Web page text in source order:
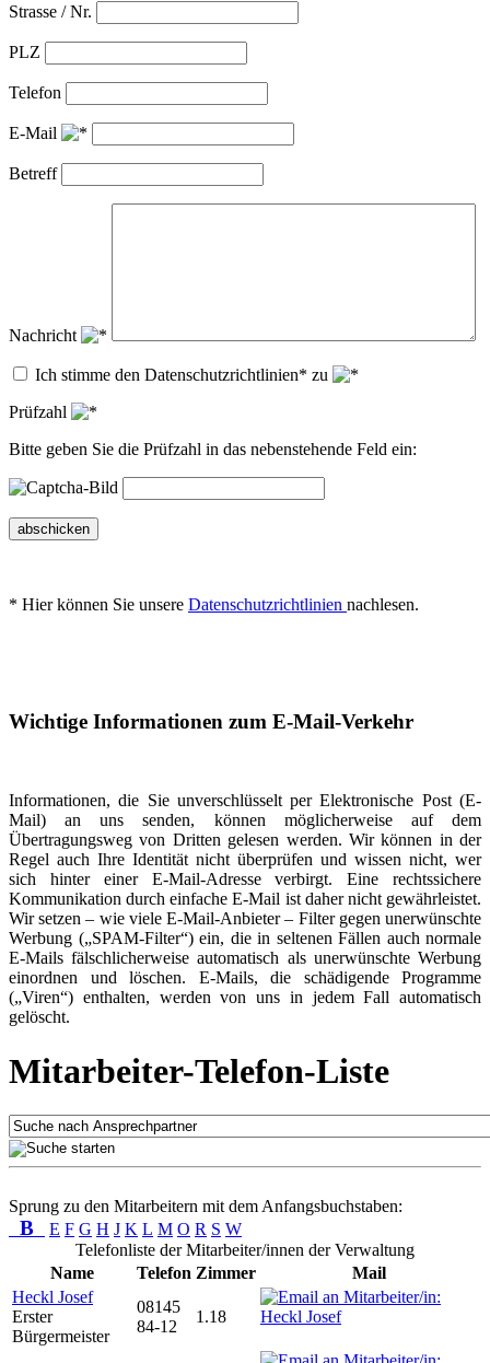
Strasse / Nr.
PLZ
Telefon
E-Mail
Betreff
Nachricht
Ich stimme den Datenschutzrichtlinien* zu
Prüfzahl
Bitte geben Sie die Prüfzahl in das nebenstehende Feld ein:
abschicken
* Hier können Sie unsere Datenschutzrichtlinien nachlesen.
Wichtige Informationen zum E-Mail-Verkehr
Informationen, die Sie unverschlüsselt per Elektronische Post (E-
Mail) an uns senden, können möglicherweise auf dem
Übertragungsweg von Dritten gelesen werden. Wir können in der
Regel auch Ihre Identität nicht überprüfen und wissen nicht, wer
sich hinter einer E-Mail-Adresse verbirgt. Eine rechtssichere
Kommunikation durch einfache E-Mail ist daher nicht gewährleistet.
Wir setzen – wie viele E-Mail-Anbieter – Filter gegen unerwünschte
Werbung („SPAM-Filter“) ein, die in seltenen Fällen auch normale
E-Mails fälschlicherweise automatisch als unerwünschte Werbung
einordnen und löschen. E-Mails, die schädigende Programme
(„Viren“) enthalten, werden von uns in jedem Fall automatisch
gelöscht.
Mitarbeiter-Telefon-Liste
Sprung zu den Mitarbeitern mit dem Anfangsbuchstaben:
B E F G H J K L M O R S W
Telefonliste der Mitarbeiter/innen der Verwaltung
Name
Telefon Zimmer
Mail
Heckl Josef
Erster
Bürgermeister
08145
84-12
1.18